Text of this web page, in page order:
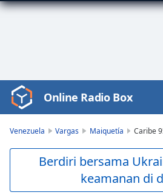
Video
Player
Online Radio Box
Venezuela Vargas Maiquetía Caribe
Berdiri bersama
keamanan di